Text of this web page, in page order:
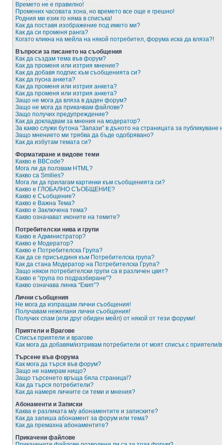
Времето не е правилно!
Промених часовата зона, но времето все още е грешно!
Родния ми език го няма в списъка!
Как да поставя изображение под името ми?
Как да си променя ранга?
Когато кликна на мейла на някой потребител, форума иска да вляза?!
Въпроси за писането на съобщения
Как да създам тема във форум?
Как да променя или изтрия мнение?
Как да добавя подпис към съобщенията си?
Как да пусна анкета?
Как да променя или изтрия анкета?
Как да променя или изтрия анкета?
Защо не мога да вляза в даден форум?
Защо не мога да прикачвам файлове?
Защо получих предупреждение?
Как да докладвам за мнения на модератор?
За какво служи бутона “Запази” в дъното на страницата за
Защо мнението ми трябва да бъде одобрявано?
Как да избутам темата си?
Форматиране и видове теми
Какво е BBCode?
Мога ли да ползвам HTML?
Какво са Smilies?
Мога ли да прилагам картинки към съобщенията си?
Какво е ГЛОБАЛНО СЪОБЩЕНИЕ?
Какво е Съобщение?
Какво е Важна Тема?
Какво е Заключена тема?
Какво означават иконите на темите?
Потребителски нива и групи
Какво е Администратор?
Какво е Модератор?
Какво е Потребителска Група?
Как да се присъединя към Потребителска група?
Как да стана Модератор на Потребителска Група?
Защо някои потребителски групи са в различен цвят?
Какво е “група по подразбиране”?
Какво означава линка “Екип”?
Лични съобщения
Не мога да изпращам лични съобщения!
Получавам нежелани лични съобщения!
Получих спам (или друг обиден мейл) от някой от тези форуми!
Приятели и Врагове
Списък приятели и врагове
Как мога да добавям/изтривам потребители от моят списък с приятели/
Търсене във форума
Как мога да търся във форум?
Защо не намирам нищо?
Защо търсенето връща бяла страница!?
Как да търся потребители?
Как да намеря личните си теми и мнения?
Абонаменти и Записки
Каква е разликата м/у абонаментите и записките?
Как да запиша абонамент за форум или тема?
Как да премахна абонаментите?
Прикачени файлове